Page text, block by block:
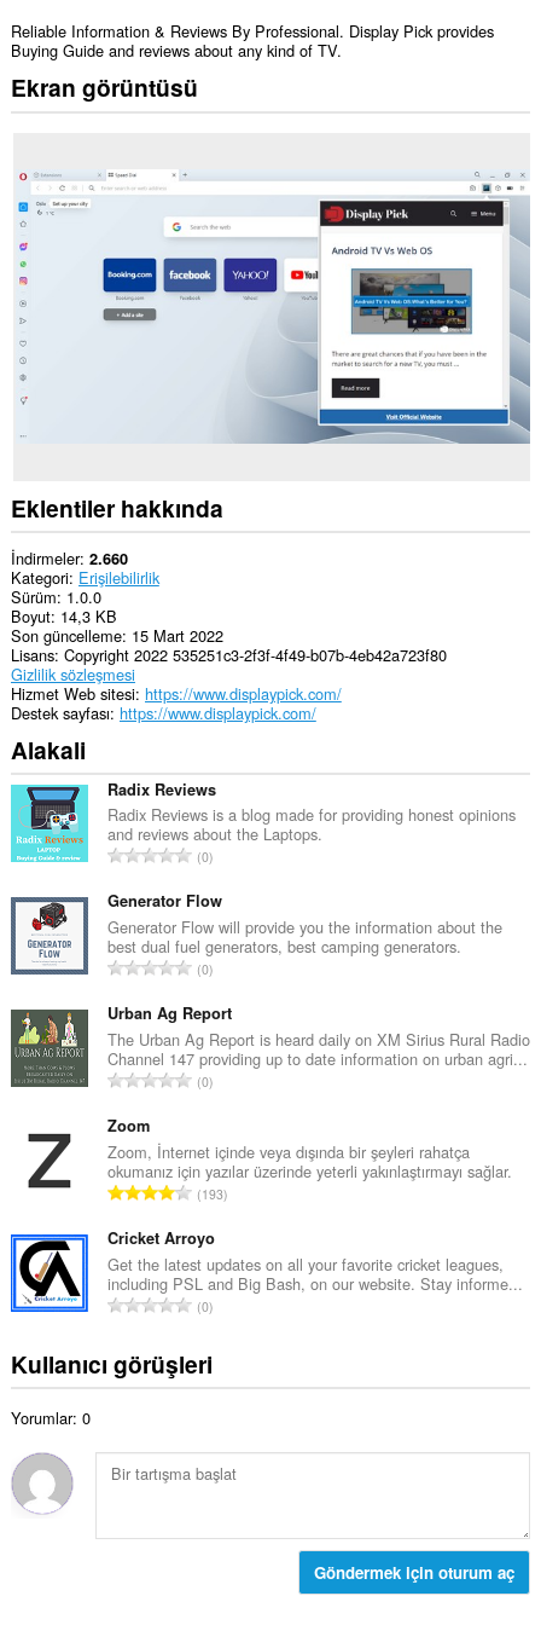
Reliable Information & Reviews By Professional. Display Pick provides
Buying Guide and reviews about any kind of TV.
Ekran görüntüsü
Eklentiler hakkında
İndirmeler 2.660
Kategori Erişilebilirlik
Sürüm 1.0.0
Boyut 14,3 KB
Son güncelleme 15 Mart 2022
Lisans Copyright 2022 535251c3-2f3f-4f49-b07b-4eb42a723f80
Gizlilik sözleşmesi
Hizmet Web sitesi https://www.displaypick.com/
Destek sayfası https://www.displaypick.com/
Alakali
Radix Reviews
Radix Reviews is a blog made for providing honest opinions
and reviews about the Laptops.
T
p
l
a
m
y
s
a
y
s
ı
:
0
Generator Flow
Generator Flow will provide you the information about the
best dual fuel generators, best camping generators.
T
p
l
a
m
s
a
y
ı
s
ı
:
0
Urban Ag Report
The Urban Ag Report is heard daily on XM Sirius Rural Radio
Channel 147 providing up to date information on urban agri...
T
l
a
m
y
s
a
y
s
ı
0
Zoom
Zoom, İnternet içinde veya dışında bir şeyleri rahatça
okumanız için yazılar üzerinde yeterli yakınlaştırmayı sağlar.
T
p
l
a
m
y
s
ı
s
193
Cricket Arroyo
Get the latest updates on all your favorite cricket leagues,
including PSL and Big Bash, on our website. Stay informe...
T
l
o
y
y
0
Kullanıcı görüşleri
Yorumlar: 0
Göndermek için oturum aç